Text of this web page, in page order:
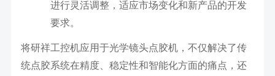
进行灵活调整，适应市场变化和新产品的开发
要求。
将研祥工控机应用于光学镜头点胶机，不仅解决了传
统点胶系统在精度、稳定性和智能化方面的痛点，还